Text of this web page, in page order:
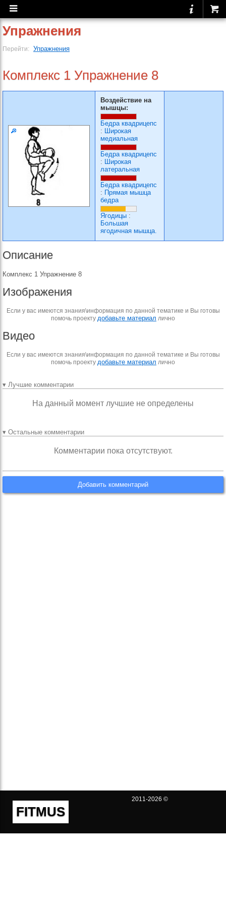
Упражнения
Перейти: Упражнения
Комплекс 1 Упражнение 8
Воздействие на
мышцы:
Бедра квадрицепс
: Широкая
медиальная
Бедра квадрицепс
: Широкая
латеральная
Бедра квадрицепс
: Прямая мышца
бедра
Ягодицы :
Большая
ягодичная мышца.
Описание
Комплекс 1 Упражнение 8
Изображения
Если у вас имеются знания\информация по данной тематике и Вы готовы
помочь проекту добавьте материал лично
Видео
Если у вас имеются знания\информация по данной тематике и Вы готовы
помочь проекту добавьте материал лично
▾ Лучшие комментарии
На данный момент лучшие не определены
▾ Остальные комментарии
Комментарии пока отсутствуют.
Добавить комментарий
FITMUS
2011-2026 ©